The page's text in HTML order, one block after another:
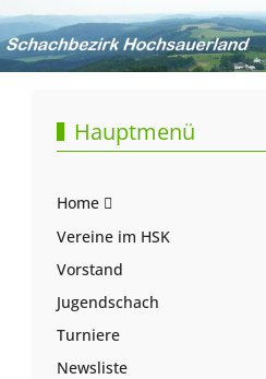
Hauptmenü
Home
Vereine im HSK
Vorstand
Jugendschach
Turniere
Newsliste